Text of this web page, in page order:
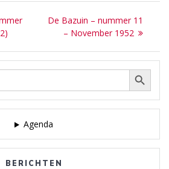
Next
post:
De Bazuin – nummer 11
– November 1952
Zoek Zoekknop
Agenda
BERICHTEN